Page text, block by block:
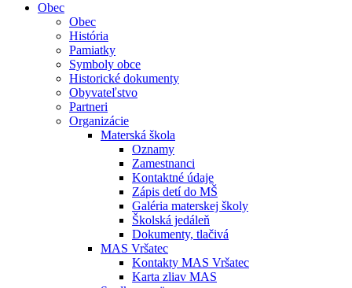
Obec
Obec
História
Pamiatky
Symboly obce
Historické dokumenty
Obyvateľstvo
Partneri
Organizácie
Materská škola
Oznamy
Zamestnanci
Kontaktné údaje
Zápis detí do MŠ
Galéria materskej školy
Školská jedáleň
Dokumenty, tlačivá
MAS Vršatec
Kontakty MAS Vršatec
Karta zliav MAS